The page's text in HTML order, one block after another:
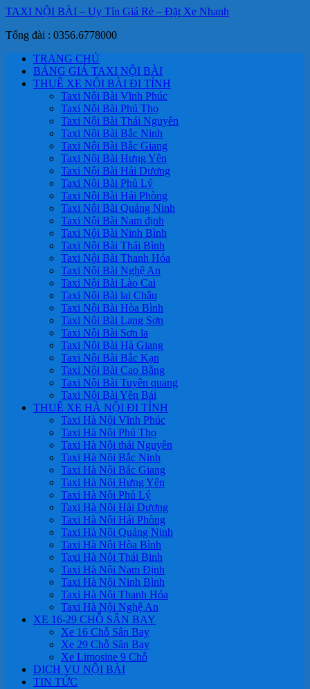
TAXI NỘI BÀI – Uy Tín Giá Rẻ – Đặt Xe Nhanh
Tổng đài : 0356.6778000
TRANG CHỦ
BẢNG GIÁ TAXI NỘI BÀI
THUÊ XE NỘI BÀI ĐI TỈNH
Taxi Nội Bài Vĩnh Phúc
Taxi Nội Bài Phú Thọ
Taxi Nội Bài Thái Nguyên
Taxi Nội Bài Bắc Ninh
Taxi Nội Bài Bắc Giang
Taxi Nội Bài Hưng Yên
Taxi Nội Bài Hải Dương
Taxi Nội Bài Phủ Lý
Taxi Nội Bài Hải Phòng
Taxi Nội Bài Quảng Ninh
Taxi Nội Bài Nam định
Taxi Nội Bài Ninh Bình
Taxi Nội Bài Thái Bình
Taxi Nội Bài Thanh Hóa
Taxi Nội Bài Nghệ An
Taxi Nội Bài Lào Cai
Taxi Nội Bài lai Châu
Taxi Nội Bài Hòa Bình
Taxi Nội Bài Lạng Sơn
Taxi Nội Bài Sơn la
Taxi Nội Bài Hà Giang
Taxi Nội Bài Bắc Kạn
Taxi Nội Bài Cao Bằng
Taxi Nội Bài Tuyên quang
Taxi Nội Bài Yên Bái
THUÊ XE HÀ NỘI ĐI TỈNH
Taxi Hà Nội Vĩnh Phúc
Taxi Hà Nội Phú Thọ
Taxi Hà Nội thái Nguyên
Taxi Hà Nội Bắc Ninh
Taxi Hà Nội Bắc Giang
Taxi Hà Nội Hưng Yên
Taxi Hà Nội Phủ Lý
Taxi Hà Nội Hải Dương
Taxi Hà Nội Hải Phòng
Taxi Hà Nội Quảng Ninh
Taxi Hà Nội Hòa Bình
Taxi Hà Nội Thái Binh
Taxi Hà Nội Nam Định
Taxi Hà Nội Ninh Bình
Taxi Hà Nội Thanh Hóa
Taxi Hà Nội Nghệ An
XE 16-29 CHỖ SÂN BAY
Xe 16 Chỗ Sân Bay
Xe 29 Chỗ Sân Bay
Xe Limosine 9 Chỗ
DỊCH VỤ NỘI BÀI
TIN TỨC